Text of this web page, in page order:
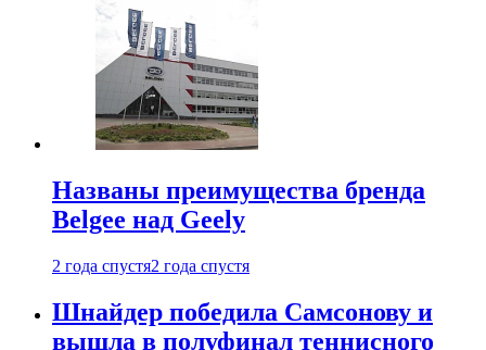
Названы преимущества бренда
Belgee над Geely
2 года спустя2 года спустя
Шнайдер победила Самсонову и
вышла в полуфинал теннисного